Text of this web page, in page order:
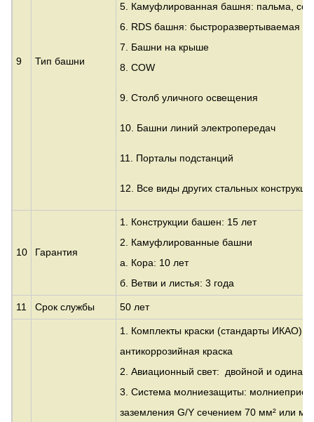
9 Тип башни
5. Камуфлированная башня: пальма,
6. RDS башня: быстроразвертываемая
7. Башни на крыше
8. COW
9. Столб уличного освещения
10. Башни линий электропередач
11. Порталы подстанций
12. Все виды других стальных
10 Гарантия
1. Конструкции башен: 15 лет
2. Камуфлированные башни
а. Кора: 10 лет
б. Ветви и листья: 3 года
11 Срок службы 50 лет
1. Комплекты краски (стандарты ИКАО):
антикоррозийная краска
2. Авиационный свет: двойной и
3. Система молниезащиты:
заземления G/Y сечением 70 мм² или